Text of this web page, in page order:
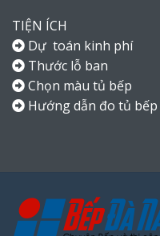
TIỆN ÍCH
Dự toán kinh phí
Thước lỗ ban
Chọn màu tủ bếp
Hướng dẫn đo tủ bếp